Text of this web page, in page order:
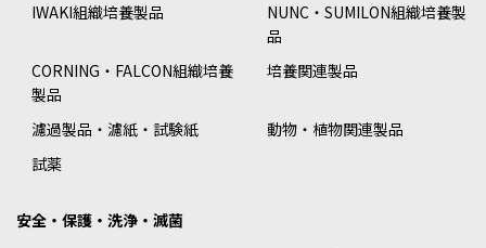
IWAKI組織培養製品
NUNC・SUMILON組織培養製
品
CORNING・FALCON組織培養
製品
培養関連製品
濾過製品・濾紙・試験紙
動物・植物関連製品
試薬
安全・保護・洗浄・滅菌